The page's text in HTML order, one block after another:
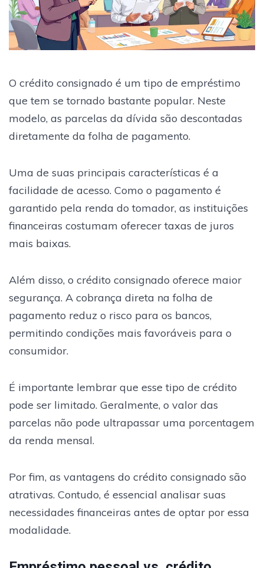
O crédito consignado é um tipo de empréstimo
que tem se tornado bastante popular. Neste
modelo, as parcelas da dívida são descontadas
diretamente da folha de pagamento.
Uma de suas principais características é a
facilidade de acesso. Como o pagamento é
garantido pela renda do tomador, as instituições
financeiras costumam oferecer taxas de juros
mais baixas.
Além disso, o crédito consignado oferece maior
segurança. A cobrança direta na folha de
pagamento reduz o risco para os bancos,
permitindo condições mais favoráveis para o
consumidor.
É importante lembrar que esse tipo de crédito
pode ser limitado. Geralmente, o valor das
parcelas não pode ultrapassar uma porcentagem
da renda mensal.
Por fim, as vantagens do crédito consignado são
atrativas. Contudo, é essencial analisar suas
necessidades financeiras antes de optar por essa
modalidade.